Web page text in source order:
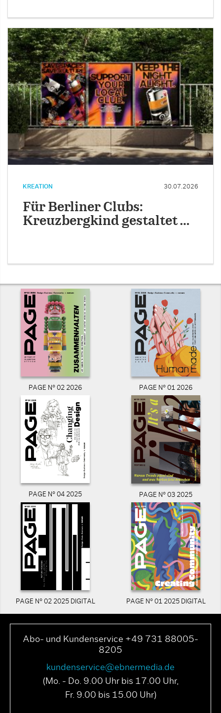
KREATION 30.07.2026
Für Berliner Clubs:
Kreuzbergkind gestaltet …
PAGE N° 02 2026 PAGE N° 01 2026
PAGE N° 04 2025 PAGE N° 03 2025
PAGE N° 02 2025 DIGITAL PAGE N° 01 2025 DIGITAL
Abo- und Kundenservice +49 731 88005-
8205
kundenservice@ebnermedia.de
(Mo. - Do. 9.00 Uhr bis 17.00 Uhr,
Fr. 9.00 bis 15.00 Uhr)